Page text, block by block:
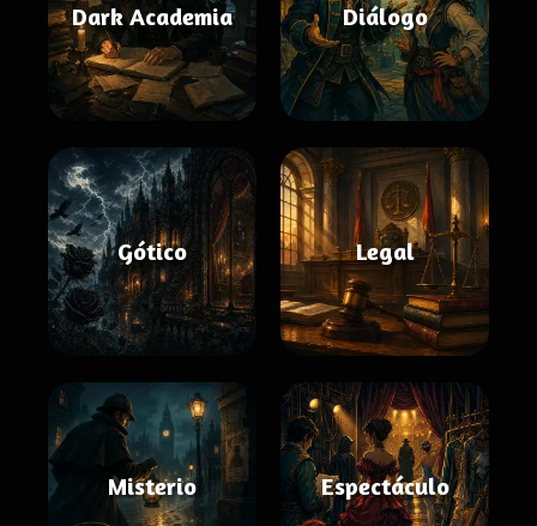
Dark Academia Diálogo
Gótico Legal
Misterio Espectáculo